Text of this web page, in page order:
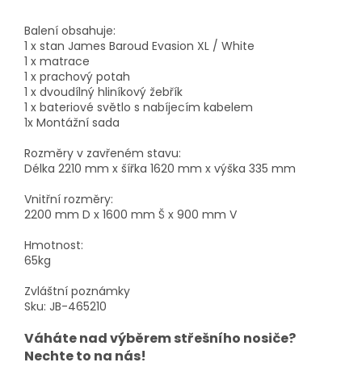
Balení obsahuje:
1 x stan James Baroud Evasion XL / White
1 x matrace
1 x prachový potah
1 x dvoudílný hliníkový žebřík
1 x bateriové světlo s nabíjecím kabelem
1x Montážní sada
Rozměry v zavřeném stavu:
Délka 2210 mm x šířka 1620 mm x výška 335 mm
Vnitřní rozměry:
2200 mm D x 1600 mm Š x 900 mm V
Hmotnost:
65kg
Zvláštní poznámky
Sku: JB-465210
Váháte nad výběrem střešního nosiče?
Nechte to na nás!